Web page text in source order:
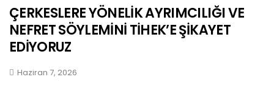
ÇERKESLERE YÖNELİK AYRIMCILIĞI VE
NEFRET SÖYLEMİNİ TİHEK’E ŞİKAYET
EDİYORUZ
Haziran 7, 2026